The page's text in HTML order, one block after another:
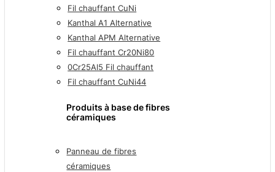
Fil chauffant CuNi
Kanthal A1 Alternative
Kanthal APM Alternative
Fil chauffant Cr20Ni80
0Cr25Al5 Fil chauffant
Fil chauffant CuNi44
Produits à base de fibres
céramiques
Panneau de fibres
céramiques